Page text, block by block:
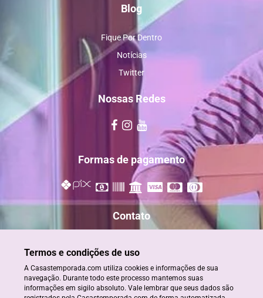
Blog
Fique Por Dentro
Notícias
Twitter
Nossas Redes
Formas de pagamento
Contato
+55 73 98884-2820/ 99909-0808
Termos e condições de uso
A Casastemporada.com utiliza cookies e informações de sua
navegação. Durante todo este processo mantemos suas
informações em sigilo absoluto. Vale lembrar que seus dados são